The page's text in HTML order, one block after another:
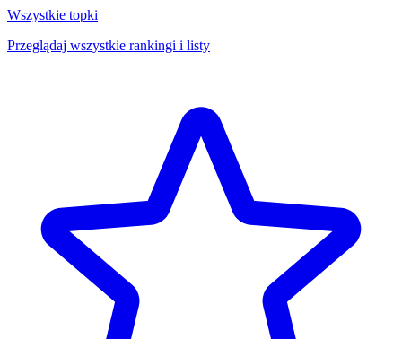
Wszystkie topki
Przeglądaj wszystkie rankingi i listy